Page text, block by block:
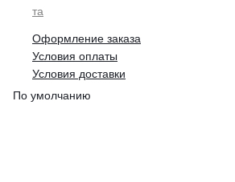
та
Оформление заказа
Условия оплаты
Условия доставки
По умолчанию